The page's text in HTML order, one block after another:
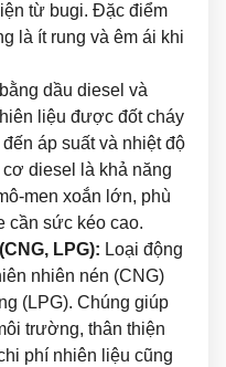
từ bugi. Đặc điểm
là ít rung và êm ái khi
dầu diesel và
liệu được đốt cháy
áp suất và nhiệt độ
diesel là khả năng
men xoắn lớn, phù
cần sức kéo cao.
LPG): Loại động
nhiên nén (CNG)
(LPG). Chúng giúp
trường, thân thiện
phí nhiên liệu cũng